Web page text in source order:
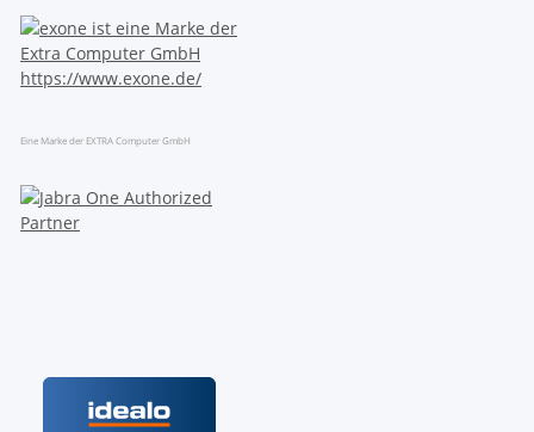
Eine Marke der EXTRA Computer GmbH